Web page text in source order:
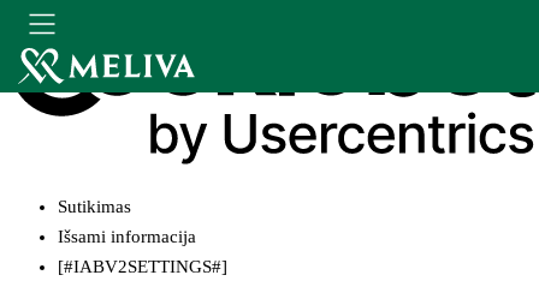
Sutikimas
Išsami informacija
[#IABV2SETTINGS#]